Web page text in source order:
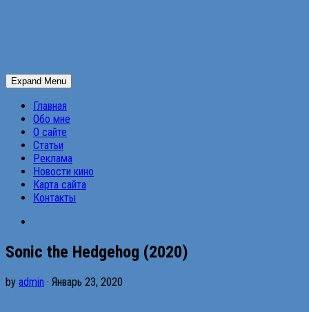
Expand Menu
Главная
Обо мне
О сайте
Статьи
Реклама
Новости кино
Карта сайта
Контакты
Sonic the Hedgehog (2020)
by admin · Январь 23, 2020